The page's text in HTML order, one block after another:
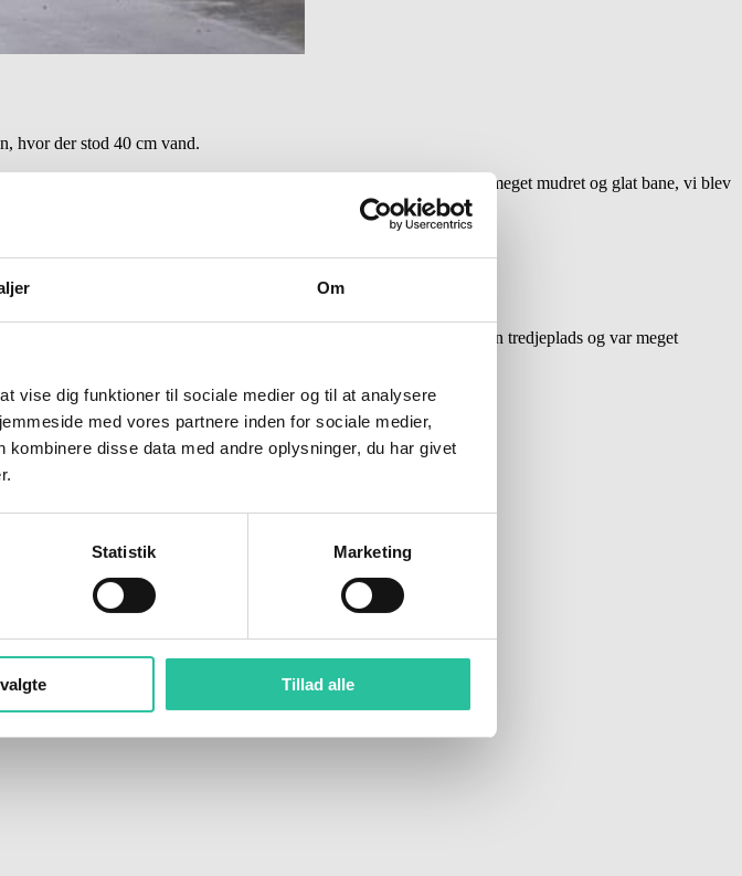
Om
vise dig funktioner til sociale medier og til at analysere
med vores partnere inden for sociale medier,
disse data med andre oplysninger, du har givet
Statistik Marketing
Tillad alle
hvor der stod 40 cm vand.
prøvet at håndtere store mængder vand før. Det var dog stadig en meget mudret og glat bane, vi blev
fint ned igen, og racet fortsatte heldigvis uden smadrede biler.
efter heatet var kørt, blev alt kørsel indstillet en time. Christina fik en tredjeplads og var meget